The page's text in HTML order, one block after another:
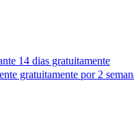
14 dias gratuitamente
gratuitamente por 2